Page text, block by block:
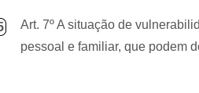
Art. 7º A situação de
pessoal e familiar, que podem